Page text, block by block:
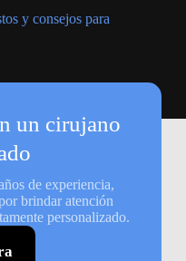
y consejos para
un cirujano
de experiencia,
brindar atención
personalizado.